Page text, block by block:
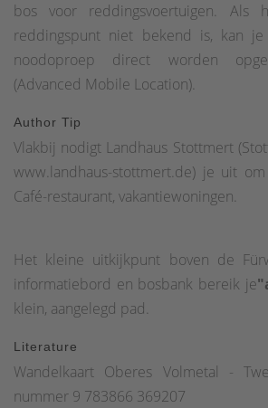
stuk bos voordat we bij de
aanhouden - verder de berg op.
spannende
kleine nederzetting Buschhöh voordat
een korte tijd in het bos verdwijnt.
de boswachterij Beckerhof, met
uitzicht op de stuwdam.We volgen
de volgende splitsing rechts aan,
informatie.Het pad loopt nu
Fürwiggetalsperre tot we bij een
aanhouden en - na een paar meter
splitsing is er een klein uitkijkpunt
bos voor reddingsvoertuigen. Als
reddingspunt niet bekend is, kan
noodoproep direct worden
(Advanced Mobile Location).
Author Tip
Vlakbij nodigt Landhaus Stottmert
www.landhaus-stottmert.de) je uit
Café-restaurant, vakantiewoningen.
Het kleine uitkijkpunt boven de
informatiebord en bosbank bereik je
klein, aangelegd pad.
Literature
Wandelkaart Oberes Volmetal -
nummer 9 783866 369207